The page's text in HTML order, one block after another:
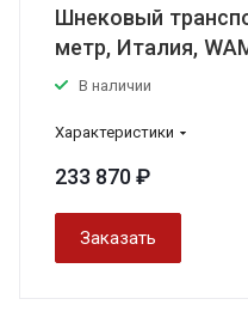
Шнековый
метр, Италия,
В наличии
Характеристики
233 870 ₽
Заказать